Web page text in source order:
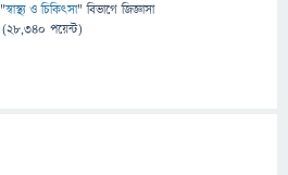
"স্বাস্থ্য ও চিকিৎসা" বিভাগে জিজ্ঞাসা
(28,340 পয়েন্ট)